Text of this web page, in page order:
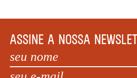
ASSINE A NOSSA